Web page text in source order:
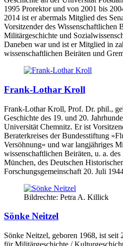
1995 Prorektor und von 2001 bis
2014 ist er abermals Mitglied des
Vorsitzender des Wissenschaftlichen
Militärgeschichte und
Daneben war und ist er Mitglied in
wissenschaftlichen Beiräten und
Frank-Lothar Kroll
Frank-Lothar Kroll, Prof. Dr. phil.,
Geschichte des 19. und 20.
Universität Chemnitz. Er ist
Beraterkreises der Bundesstiftung
Versöhnung« und war langjähriges
wissenschaftlichen Beiräten, u. a.
München, des Deutschen
Forschungsgemeinschaft 20. Juli
Bildrechte: Petra A. Killick
Sönke Neitzel
Sönke Neitzel, geboren 1968, ist seit